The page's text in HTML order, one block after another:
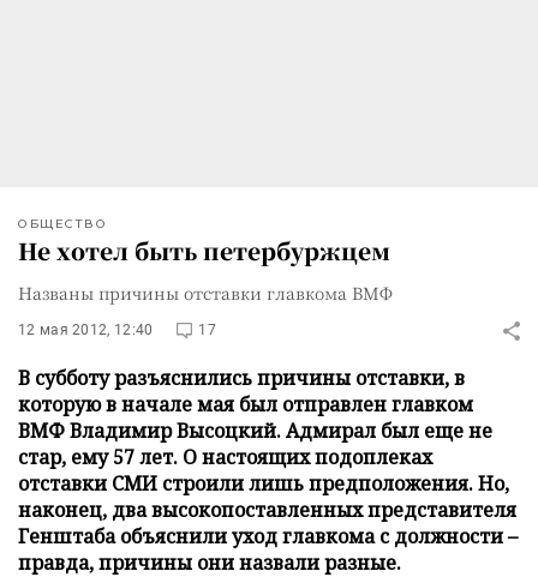
ОБЩЕСТВО
Не хотел быть петербуржцем
Названы причины отставки главкома ВМФ
12 мая 2012, 12:40 17
В субботу разъяснились причины отставки, в
которую в начале мая был отправлен главком
ВМФ Владимир Высоцкий. Адмирал был еще не
стар, ему 57 лет. О настоящих подоплеках
отставки СМИ строили лишь предположения. Но,
наконец, два высокопоставленных представителя
Генштаба объяснили уход главкома с должности –
правда, причины они назвали разные.